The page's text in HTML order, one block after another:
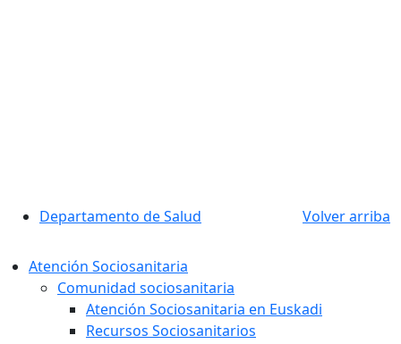
Departamento de Salud Volver arriba
Atención Sociosanitaria
Comunidad sociosanitaria
Atención Sociosanitaria en Euskadi
Recursos Sociosanitarios